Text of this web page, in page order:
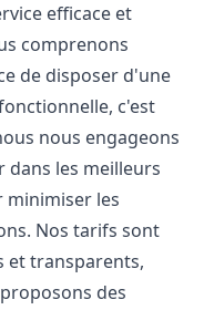
efficace et
comprenons
de disposer d'une
c'est
nous engageons
dans les meilleurs
minimiser les
Nos tarifs sont
et transparents,
des